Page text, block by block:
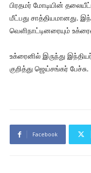
பிரதமர் மோடியின்
மீட்பது சாத்தியமானது.
வெளிநாட்டினரையும்
உக்ரைனில் இருந்து
குறித்து ஜெய்சங்கர் பேச்சு.
Facebook